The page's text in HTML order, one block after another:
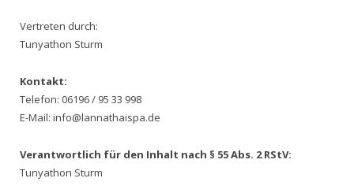
Vertreten durch:
Tunyathon Sturm
Kontakt:
Telefon: 06196 / 95 33 998
E-Mail: info@lannathaispa.de
Verantwortlich für den Inhalt nach § 55 Abs. 2 RStV:
Tunyathon Sturm